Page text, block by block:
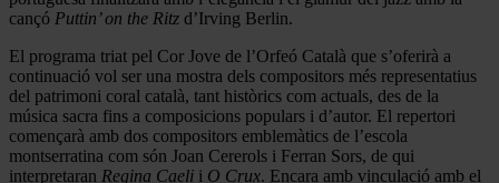
cançó Puttin’ on the Ritz d’Irving Berlin.
El programa triat pel Cor Jove de l’Orfeó Català que s’oferirà a
continuació vol ser una mostra dels compositors més representatius
del patrimoni coral català, tant històrics com actuals, des de la
música sacra fins a composicions populars i d’autor. El repertori
començarà amb dos compositors emblemàtics de l’escola
montserratina com són Joan Cererols i Ferran Sors, de qui
interpretaran Regina Caeli i O Crux. Encara amb vinculació amb el